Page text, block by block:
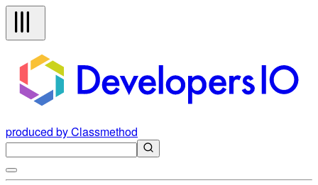
produced by Classmethod